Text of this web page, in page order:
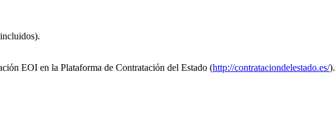
EOI en la Plataforma de Contratación del Estado (http://contrataciondelestado.es/).